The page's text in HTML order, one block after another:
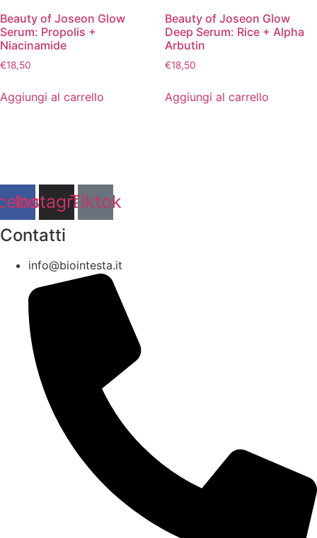
Beauty of Joseon Glow
Serum: Propolis +
Niacinamide
€18,50
Aggiungi al carrello
Beauty of Joseon Glow
Deep Serum: Rice + Alpha
Arbutin
€18,50
Aggiungi al carrello
Instagram
Tiktok
Contatti
info@biointesta.it